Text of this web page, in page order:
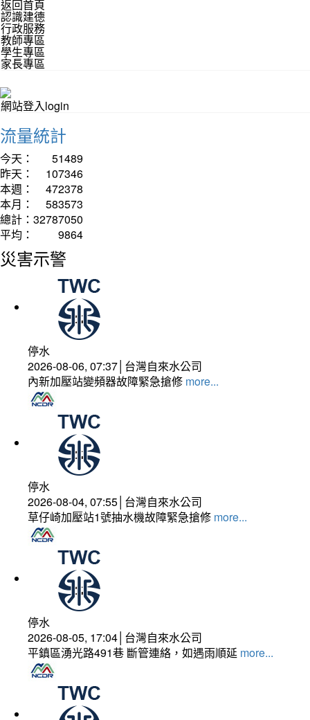
返回首頁
認識建德
行政服務
教師專區
學生專區
家長專區
網站登入login
流量統計
今天：
51489
昨天：
107346
本週：
472378
本月：
583573
總計： 32787050
平均：
9864
災害示警
停水
2026-08-06, 07:37│台灣自來水公司
內新加壓站變頻器故障緊急搶修 more...
停水
2026-08-04, 07:55│台灣自來水公司
草仔崎加壓站1號抽水機故障緊急搶修 more...
停水
2026-08-05, 17:04│台灣自來水公司
平鎮區湧光路491巷 斷管連絡，如遇雨順延 more...